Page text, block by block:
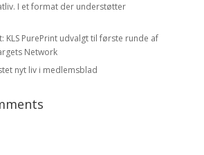
I et format der understøtter
KLS PurePrint udvalgt til første runde af
Network
nyt liv i medlemsblad